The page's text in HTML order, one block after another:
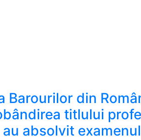
Barourilor din
titlului
absolvit